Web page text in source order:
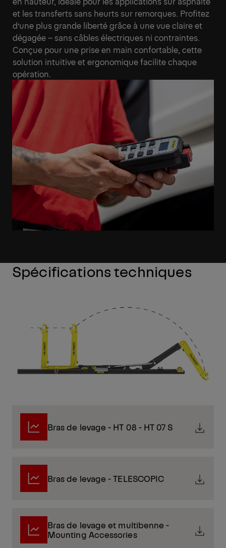
et les transferts sans heurts sur remorques. Profitez
d’une plus grande liberté grâce à une vue claire et
dégagée – sans câbles électriques ni contraintes.
Conçue pour une prise en main confortable, cette
solution intuitive et ergonomique facilite chaque
opération.
Spécifications techniques
Bras de levage - HT 08 - HT 07 S
Bras de levage - TELESCOPIC
Bras de levage et multibenne -
Mounting Accessories